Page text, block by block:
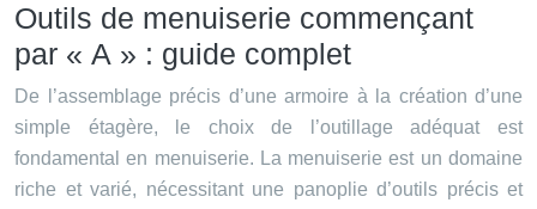
Outils de menuiserie commençant
par « A » : guide complet
De l’assemblage précis d’une armoire à la création d’une
simple étagère, le choix de l’outillage adéquat est
fondamental en menuiserie. La menuiserie est un domaine
riche et varié, nécessitant une panoplie d’outils précis et